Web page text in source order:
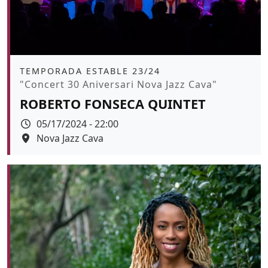
Àmbit
TEMPORADA ESTABLE 23/24
Promoció
"Concert 30 Aniversari Nova Jazz Cava"
ROBERTO FONSECA QUINTET
Data
05/17/2024 - 22:00
Espai
Nova Jazz Cava